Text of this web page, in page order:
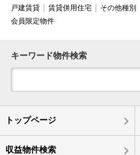
戸建賃貸
賃貸併用住宅 その他種別
会員限定物件
キーワード物件検索
トップページ
収益物件検索